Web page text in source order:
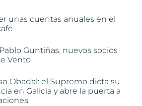
unas cuentas anuales en el
Guntiñas, nuevos socios
Vento
Obadal: el Supremo dicta su
en Galicia y abre la puerta a